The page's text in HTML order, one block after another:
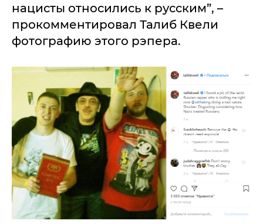
нацисты относились к русским”, –
прокомментировал Талиб Квели
фотографию этого рэпера.